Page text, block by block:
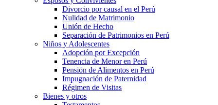
Divorcio por causal en el Perú
Nulidad de Matrimonio
Unión de Hecho
Separación de Patrimonios en Perú
Niños y Adolescentes
Adopción por Excepción
Tenencia de Menor en Perú
Pensión de Alimentos en Perú
Impugnación de Paternidad
Régimen de Visitas
Bienes y otros